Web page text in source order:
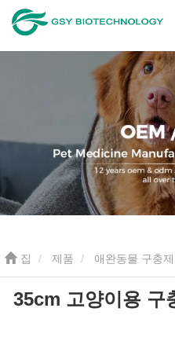
집 제품 애완동물 구충제
고양이용 구충제 칼라
35cm 고양이용 구